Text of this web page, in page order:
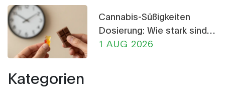
Cannabis-Süßigkeiten
Dosierung: Wie stark sind
THC-Gummis und
1 AUG 2026
Kategorien